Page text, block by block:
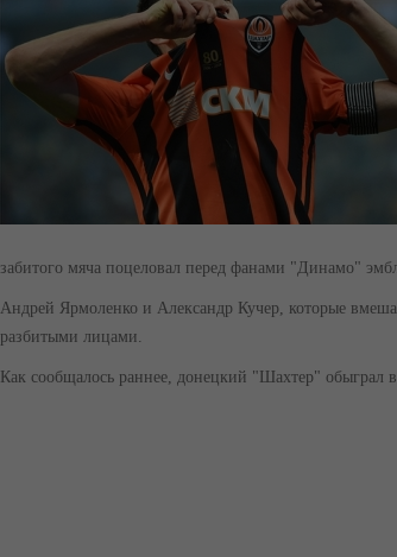
забитого мяча поцеловал перед фанами "Динамо"
Андрей Ярмоленко и Александр Кучер, которые
разбитыми лицами.
Как сообщалось раннее, донецкий "Шахтер" обыграл